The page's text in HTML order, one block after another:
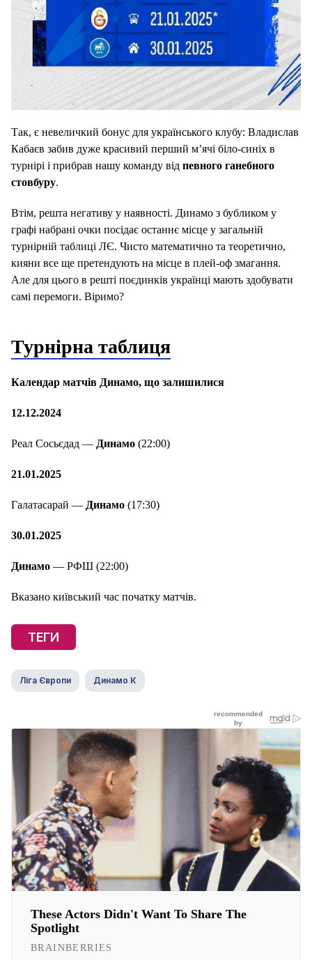
Так, є невеличкий бонус для українського клубу: Владислав
Кабаєв забив дуже красивий перший м’ячі біло-синіх в
турнірі і прибрав нашу команду від певного ганебного
стовбуру.
Втім, решта негативу у наявності. Динамо з бубликом у
графі набрані очки посідає останнє місце у загальній
турнірній таблиці ЛЄ. Чисто математично та теоретично,
кияни все ще претендують на місце в плей-оф змагання.
Але для цього в решті поєдинків українці мають здобувати
самі перемоги. Віримо?
Турнірна таблиця
Календар матчів Динамо, що залишилися
12.12.2024
Реал Сосьєдад — Динамо (22:00)
21.01.2025
Галатасарай — Динамо (17:30)
30.01.2025
Динамо — РФШ (22:00)
Вказано київський час початку матчів.
ТЕГИ
Ліга Європи Динамо К